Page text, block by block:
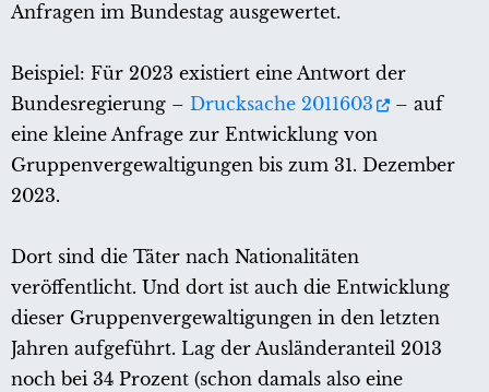
Anfragen im Bundestag ausgewertet.
Beispiel: Für 2023 existiert eine Antwort der
Bundesregierung – Drucksache 2011603
– auf
eine kleine Anfrage zur Entwicklung von
Gruppenvergewaltigungen bis zum 31. Dezember
2023.
Dort sind die Täter nach Nationalitäten
veröffentlicht. Und dort ist auch die Entwicklung
dieser Gruppenvergewaltigungen in den letzten
Jahren aufgeführt. Lag der Ausländeranteil 2013
noch bei 34 Prozent (schon damals also eine